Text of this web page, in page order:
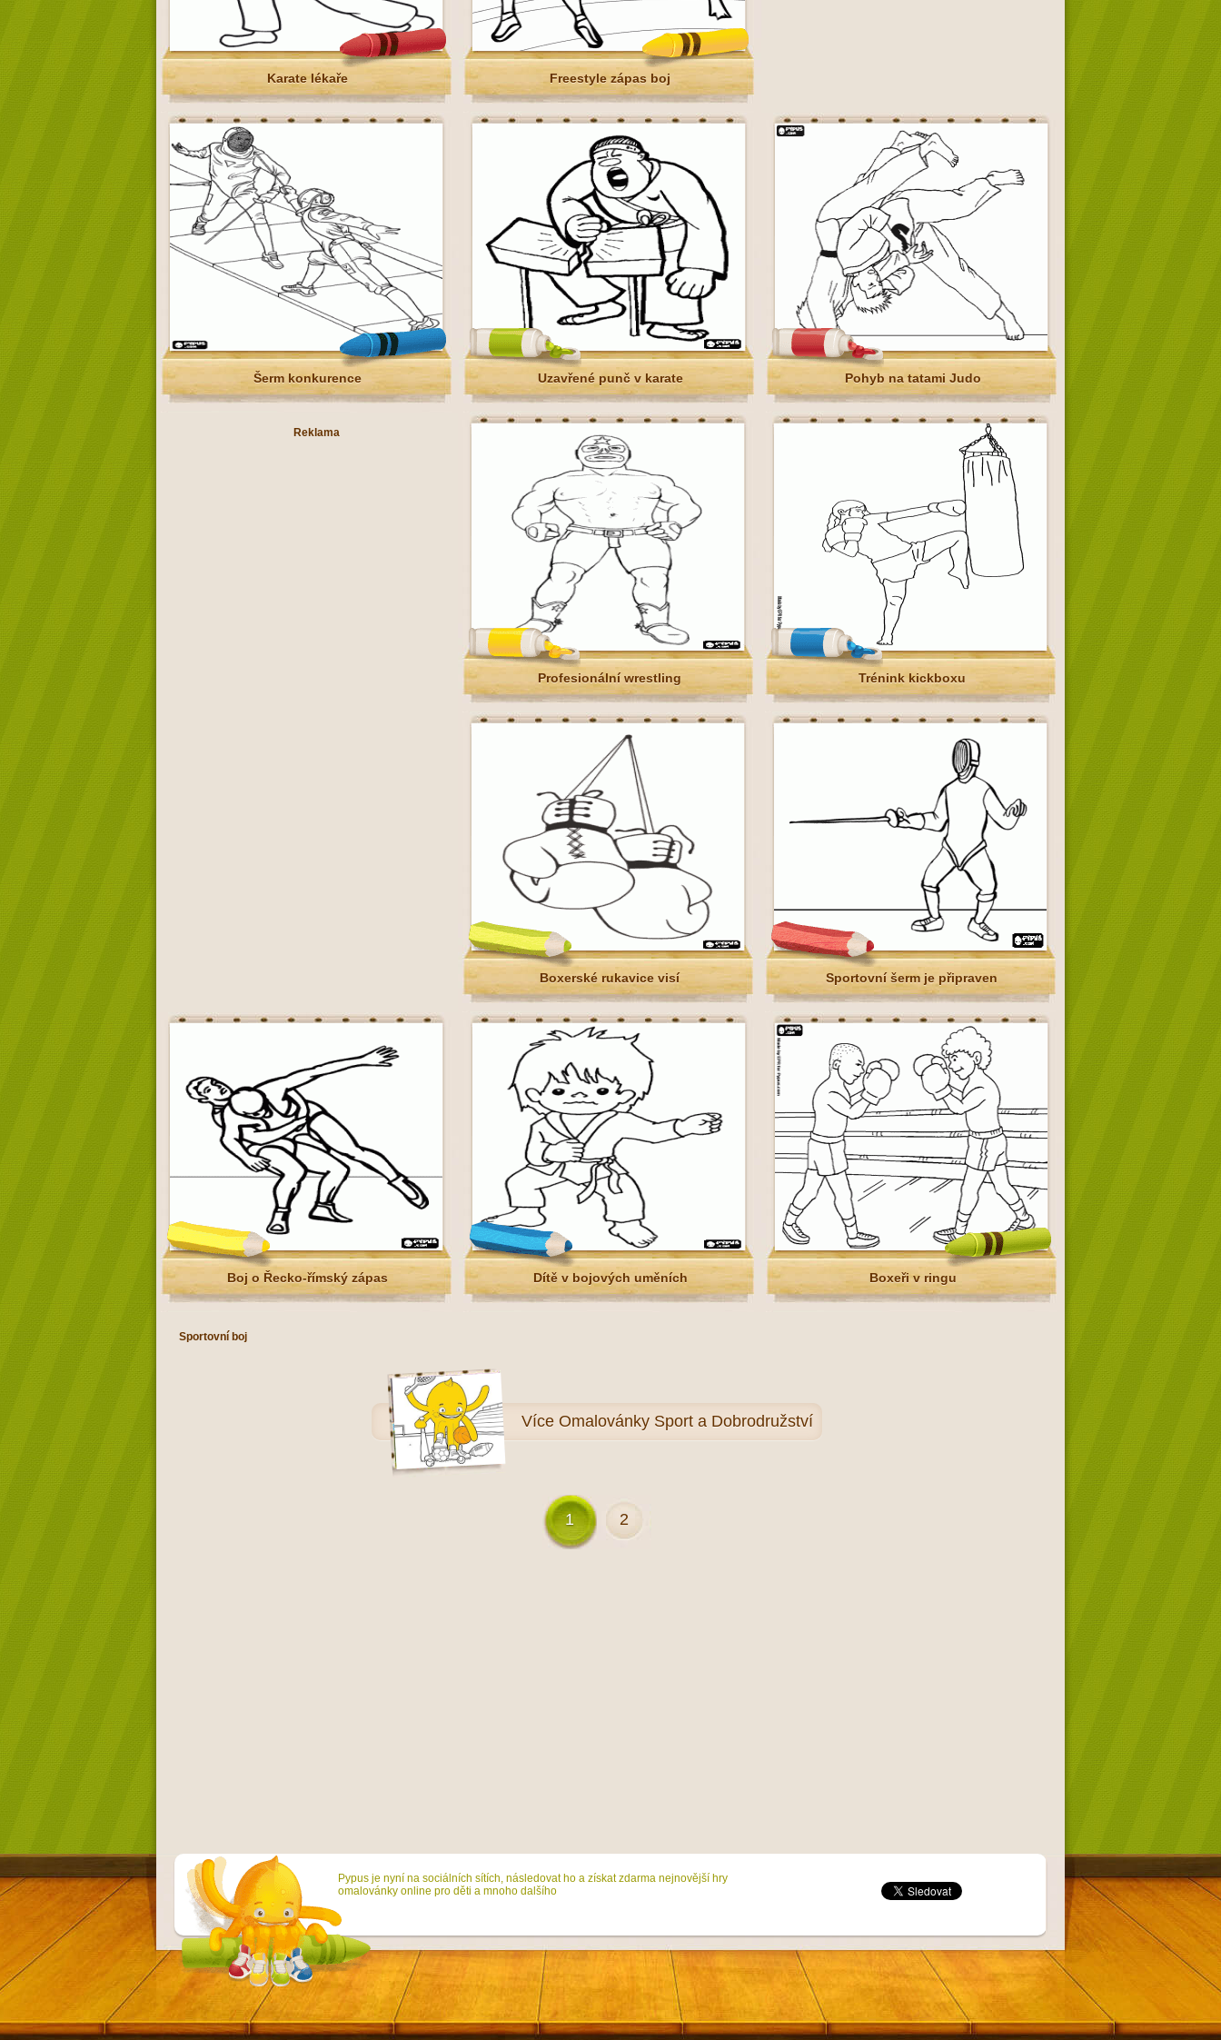
Karate lékaře Freestyle zápas boj
Šerm konkurence Uzavřené punč v karate Pohyb na tatami Judo
Reklama
Profesionální wrestling Trénink kickboxu
Boxerské rukavice visí Sportovní šerm je připraven
Boj o Řecko-římský zápas Dítě v bojových uměních Boxeři v ringu
Sportovní boj
Více Omalovánky Sport a Dobrodružství
1 2
Pypus je nyní na sociálních sítích, následovat ho a získat zdarma nejnovější hry
omalovánky online pro děti a mnoho dalšího